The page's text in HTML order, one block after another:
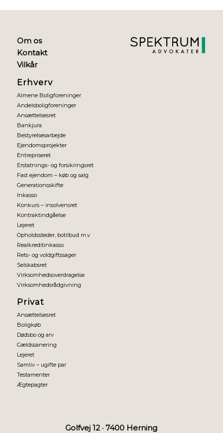
Om os
Kontakt
Vilkår
Erhverv
Almene Boligforeninger
Andelsboligforeninger
Ansættelsesret
Bankjura
Bestyrelsesarbejde
Ejendomsprojekter
Entrepriseret
Erstatnings- og forsikringsret
Fast ejendom – køb og salg
Generationsskifte
Inkasso
Konkurs – insolvensret
Kontraktindgåelse
Lejeret
Opholdssteder, botilbud m.v
Realkreditinkasso
Rets- og voldgiftssager
Selskabsret
Virksomhedsoverdragelse
Virksomhedsrådgivning
Privat
Ansættelsesret
Boligkøb
Dødsbo og arv
Gældssanering
Lejeret
Samliv – ugifte par
Testamenter
Ægtepagter
Golfvej 12 · 7400 Herning